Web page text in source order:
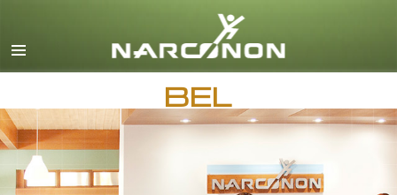
Deens
Grieks
Frans
BEL